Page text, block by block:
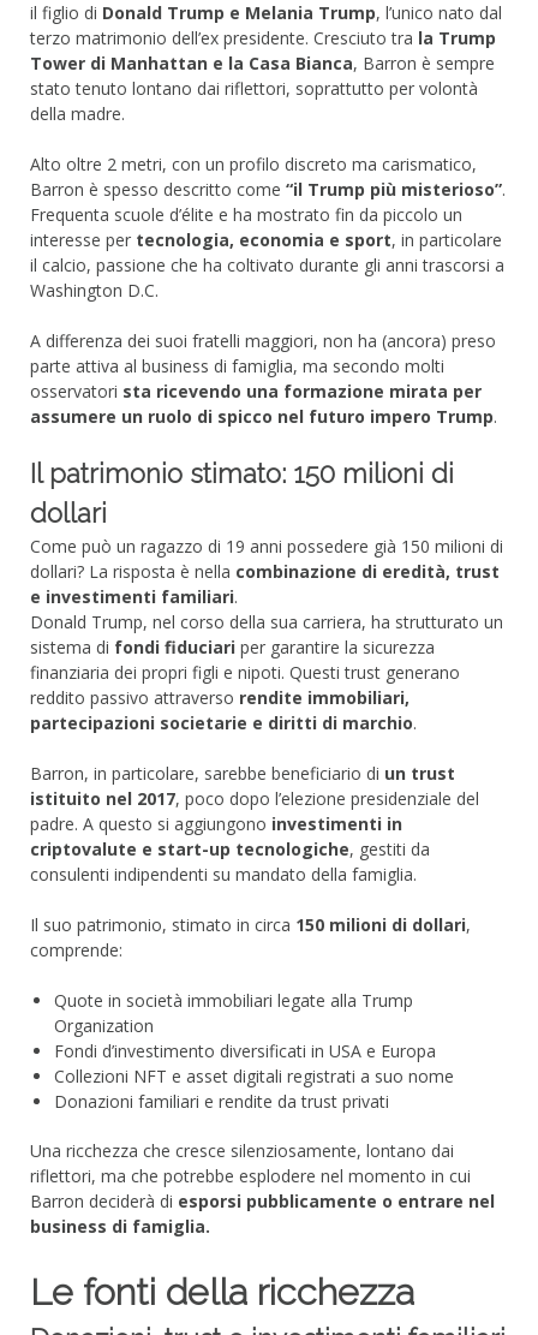
il figlio di Donald Trump e Melania Trump, l’unico nato dal
terzo matrimonio dell’ex presidente. Cresciuto tra la Trump
Tower di Manhattan e la Casa Bianca, Barron è sempre
stato tenuto lontano dai riflettori, soprattutto per volontà
della madre.
Alto oltre 2 metri, con un profilo discreto ma carismatico,
Barron è spesso descritto come “il Trump più misterioso”.
Frequenta scuole d’élite e ha mostrato fin da piccolo un
interesse per tecnologia, economia e sport, in particolare
il calcio, passione che ha coltivato durante gli anni trascorsi a
Washington D.C.
A differenza dei suoi fratelli maggiori, non ha (ancora) preso
parte attiva al business di famiglia, ma secondo molti
osservatori sta ricevendo una formazione mirata per
assumere un ruolo di spicco nel futuro impero Trump.
Il patrimonio stimato: 150 milioni di
dollari
Come può un ragazzo di 19 anni possedere già 150 milioni di
dollari? La risposta è nella combinazione di eredità, trust
e investimenti familiari.
Donald Trump, nel corso della sua carriera, ha strutturato un
sistema di fondi fiduciari per garantire la sicurezza
finanziaria dei propri figli e nipoti. Questi trust generano
reddito passivo attraverso rendite immobiliari,
partecipazioni societarie e diritti di marchio.
Barron, in particolare, sarebbe beneficiario di un trust
istituito nel 2017, poco dopo l’elezione presidenziale del
padre. A questo si aggiungono investimenti in
criptovalute e start-up tecnologiche, gestiti da
consulenti indipendenti su mandato della famiglia.
Il suo patrimonio, stimato in circa 150 milioni di dollari,
comprende:
Quote in società immobiliari legate alla Trump
Organization
Fondi d’investimento diversificati in USA e Europa
Collezioni NFT e asset digitali registrati a suo nome
Donazioni familiari e rendite da trust privati
Una ricchezza che cresce silenziosamente, lontano dai
riflettori, ma che potrebbe esplodere nel momento in cui
Barron deciderà di esporsi pubblicamente o entrare nel
business di famiglia.
Le fonti della ricchezza